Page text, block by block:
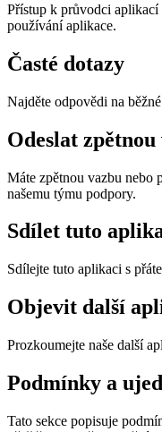
Přístup k průvodci
používání aplikace.
Časté dotazy
Najděte odpovědi na
Odeslat zpětnou
Máte zpětnou vazbu nebo
našemu týmu podpory.
Sdílet tuto
Sdílejte tuto aplikaci s
Objevit další
Prozkoumejte naše další
Podmínky a
Tato sekce popisuje